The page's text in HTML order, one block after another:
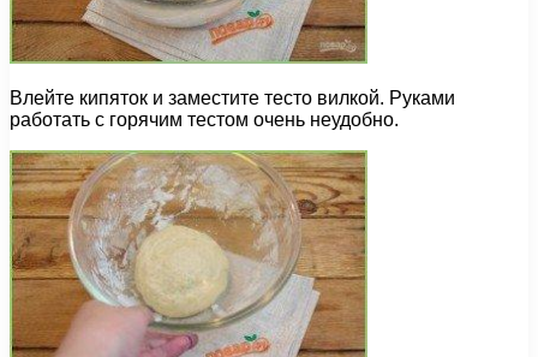
Влейте кипяток и заместите тесто вилкой. Руками
работать с горячим тестом очень неудобно.